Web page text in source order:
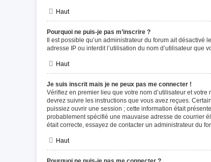
Haut
Pourquoi ne puis-je pas m’inscrire ?
Il est possible qu’un administrateur du forum ait
adresse IP ou interdit l’utilisation du nom d’utilisateur que
Haut
Je suis inscrit mais je ne peux pas me connecter !
Vérifiez en premier lieu que votre nom d’utilisateur et
devrez suivre les instructions que vous avez reçues.
puissiez ouvrir une session ; cette information était
probablement spécifié une mauvaise adresse de courrier
était correcte, essayez de contacter un administrateur du
Haut